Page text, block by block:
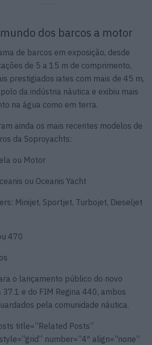
dos barcos a motor
de barcos em exposição, desde
de 5 a 15 m de comprimento,
prestigiados iates com mais de 45 m,
da indústria náutica e exibiu mais
na água como em terra.
ainda os mais recentes modelos de
da Soproyachts:
ou Motor
ou Oceanis Yacht
Minijet, Sportjet, Turbojet, Dieseljet
470
o lançamento público do novo
37.1 e do FIM Regina 440, ambos
pela comunidade náutica.
title=”Related Posts”
number=”4″ align=”none”